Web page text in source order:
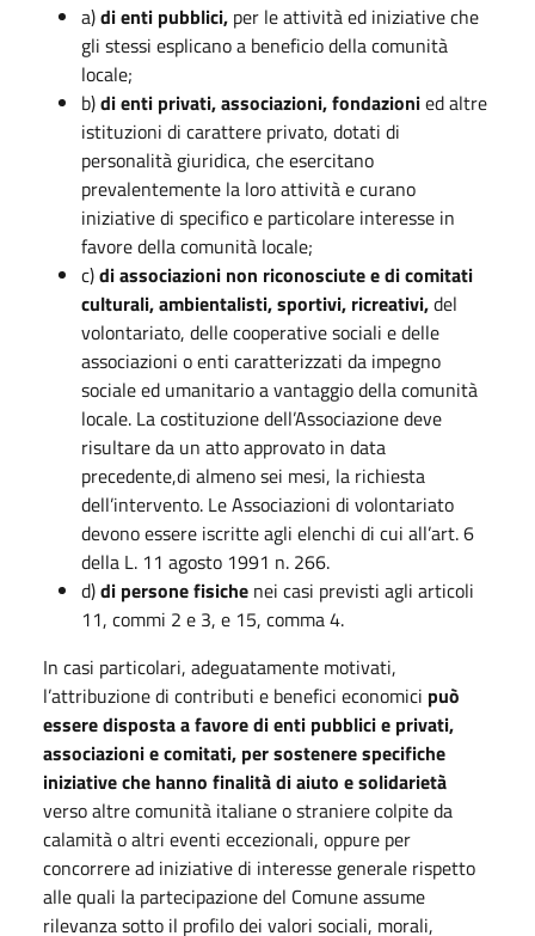
a)di enti pubblici, per le attività ed iniziative che
gli stessi esplicano a beneficio della comunità
locale;
b)di enti privati, associazioni, fondazionied altre
istituzioni di carattere privato, dotati di
personalità giuridica, che esercitano
prevalentemente la loro attività e curano
iniziative di specifico e particolare interesse in
favore della comunità locale;
c)di associazioni non riconosciute e di comitati
culturali, ambientalisti, sportivi, ricreativi,del
volontariato, delle cooperative sociali e delle
associazioni o enti caratterizzati da impegno
sociale ed umanitario a vantaggio della comunità
locale. La costituzione dell’Associazione deve
risultare da un atto approvato in data
precedente,di almeno sei mesi, la richiesta
dell’intervento. Le Associazioni di volontariato
devono essere iscritte agli elenchi di cui all’art. 6
della L. 11 agosto 1991 n. 266.
d)di persone fisiche nei casi previsti agli articoli
11, commi 2 e 3, e 15, comma 4.
In casi particolari, adeguatamente motivati,
l’attribuzione di contributi e benefici economici può
essere disposta a favore di enti pubblici e privati,
associazioni e comitati, per sostenere specifiche
iniziative che hanno finalità di aiuto e solidarietà
verso altre comunità italiane o straniere colpite da
calamità o altri eventi eccezionali, oppure per
concorrere ad iniziative di interesse generale rispetto
alle quali la partecipazione del Comune assume
rilevanza sotto il profilo dei valori sociali, morali,